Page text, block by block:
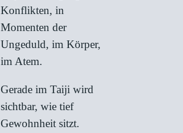
Konflikten, in
Momenten der
Ungeduld, im Körper,
im Atem.
Gerade im Taiji wird
sichtbar, wie tief
Gewohnheit sitzt.